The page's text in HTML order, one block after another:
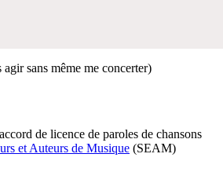
sans même me concerter)
de licence de paroles de chansons
et Auteurs de Musique (SEAM)